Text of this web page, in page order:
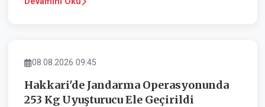
ASAYIŞ
08.08.2026 09:45
Hakkari'de Jandarma Operasyonunda
253 Kg Uyuşturucu Ele Geçirildi